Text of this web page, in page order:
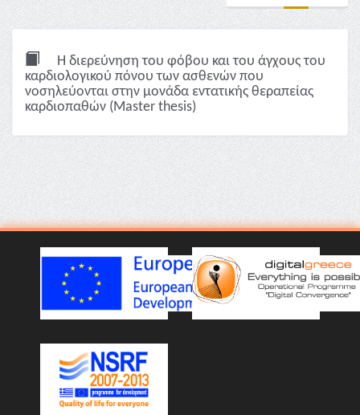
Η διερεύνηση του φόβου και του άγχους του
καρδιολογικού πόνου των ασθενών που
νοσηλεύονται στην μονάδα εντατικής θεραπείας
καρδιοπαθών (Master thesis)